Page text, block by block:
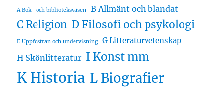
A Bok- och biblioteksväsen B Allmänt och blandat
C Religion D Filosofi och psykologi
E Uppfostran och undervisning G Litteraturvetenskap
H Skönlitteratur I Konst mm
K Historia L Biografier